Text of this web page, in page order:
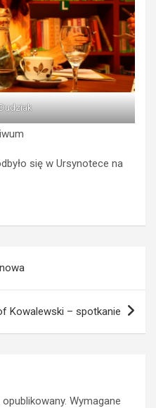
się w Ursynotece na
Kowalewski – spotkanie
Wymagane